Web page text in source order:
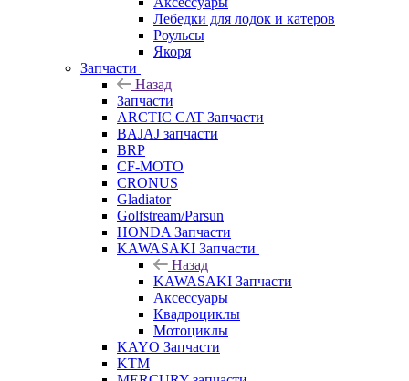
Лебедки для лодок и катеров
Роульсы
Якоря
Запчасти
Назад
Запчасти
ARCTIC CAT Запчасти
BAJAJ запчасти
BRP
CF-MOTO
CRONUS
Gladiator
Golfstream/Parsun
HONDA Запчасти
KAWASAKI Запчасти
Назад
KAWASAKI Запчасти
Аксессуары
Квадроциклы
Мотоциклы
KAYO Запчасти
KTM